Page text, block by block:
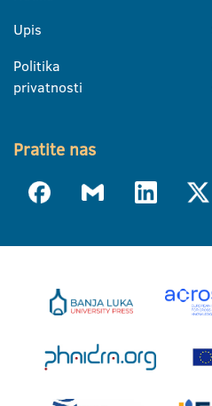
Upis
Politika
privatnosti
Pratite nas